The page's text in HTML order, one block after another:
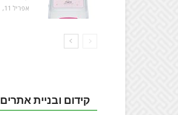
אפריל 11, 2021
קידום ובניית אתרים